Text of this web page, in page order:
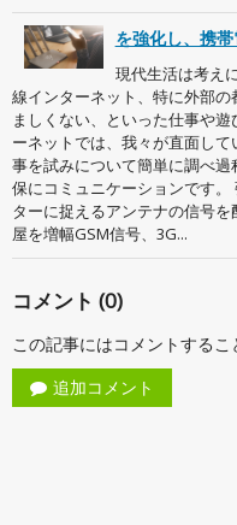
を強化し、携
現代生活は考え
線インターネット、特に外部
ましくない、といった仕事や
ーネットでは、我々が直面し
事を試みについて簡単に調べ
保にコミュニケーションです
ターに捉えるアンテナの信号
屋を増幅GSM信号、3G...
コメント (0)
この記事にはコメントする
追加コメント